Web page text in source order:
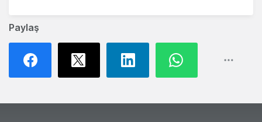
Paylaş